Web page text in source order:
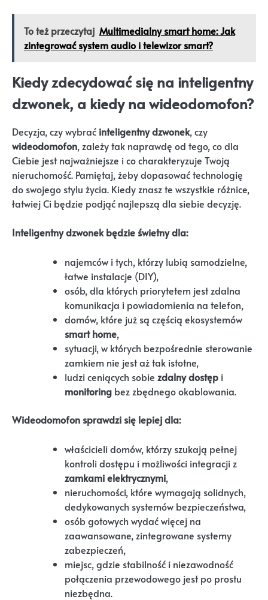
To też przeczytaj Multimedialny smart home: Jak
zintegrować system audio i telewizor smart?
Kiedy zdecydować się na inteligentny
dzwonek, a kiedy na wideodomofon?
Decyzja, czy wybrać inteligentny dzwonek, czy
wideodomofon, zależy tak naprawdę od tego, co dla
Ciebie jest najważniejsze i co charakteryzuje Twoją
nieruchomość. Pamiętaj, żeby dopasować technologię
do swojego stylu życia. Kiedy znasz te wszystkie różnice,
łatwiej Ci będzie podjąć najlepszą dla siebie decyzję.
Inteligentny dzwonek będzie świetny dla:
najemców i tych, którzy lubią samodzielne,
łatwe instalacje (DIY),
osób, dla których priorytetem jest zdalna
komunikacja i powiadomienia na telefon,
domów, które już są częścią ekosystemów
smart home,
sytuacji, w których bezpośrednie sterowanie
zamkiem nie jest aż tak istotne,
ludzi ceniących sobie zdalny dostęp i
monitoring bez zbędnego okablowania.
Wideodomofon sprawdzi się lepiej dla:
właścicieli domów, którzy szukają pełnej
kontroli dostępu i możliwości integracji z
zamkami elektrycznymi,
nieruchomości, które wymagają solidnych,
dedykowanych systemów bezpieczeństwa,
osób gotowych wydać więcej na
zaawansowane, zintegrowane systemy
zabezpieczeń,
miejsc, gdzie stabilność i niezawodność
połączenia przewodowego jest po prostu
niezbędna.